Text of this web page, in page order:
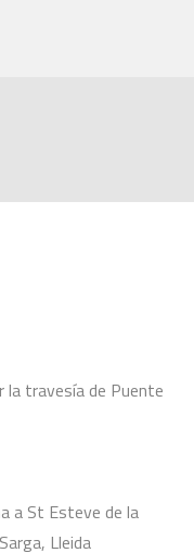
travesía de Puente
a St Esteve de la
Lleida